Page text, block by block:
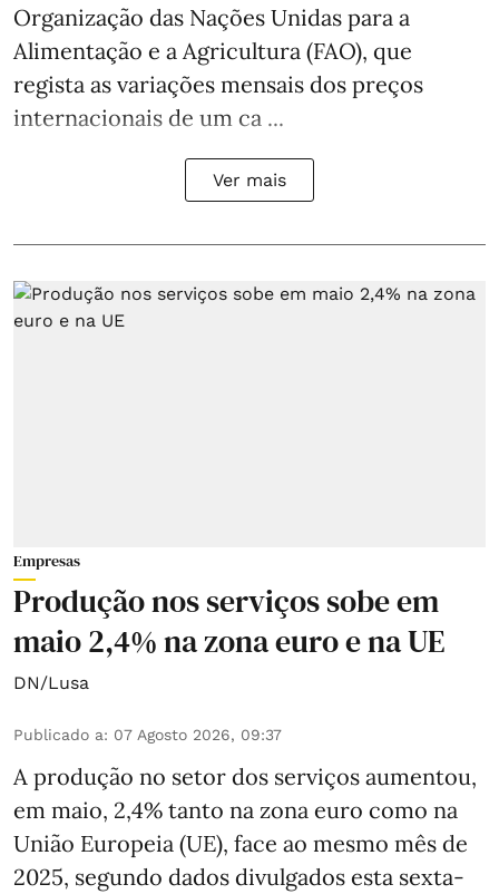
Organização das Nações Unidas para a
Alimentação e a Agricultura (FAO), que
regista as variações mensais dos preços
internacionais de um ca ...
Ver mais
Empresas
Produção nos serviços sobe em
maio 2,4% na zona euro e na UE
DN/Lusa
Publicado a: 07 Agosto 2026, 09:37
A produção no setor dos serviços aumentou,
em maio, 2,4% tanto na zona euro como na
União Europeia (UE), face ao mesmo mês de
2025, segundo dados divulgados esta sexta-